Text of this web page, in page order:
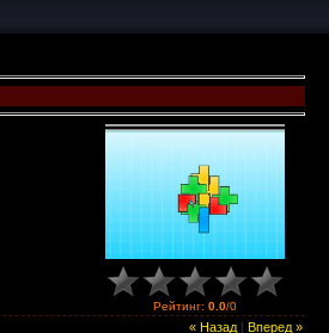
Рейтинг: 0.0/0
« Назад Вперед »